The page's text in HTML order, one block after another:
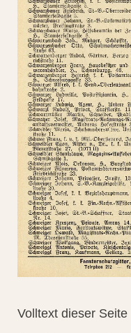
Volltext dieser Seite